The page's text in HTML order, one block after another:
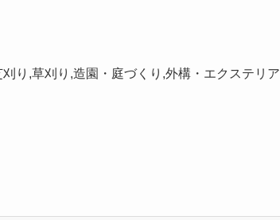
り,草刈り,造園・庭づくり,外構・エクステリア